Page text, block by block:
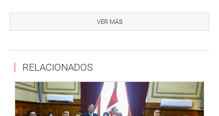
la Universidad Nacional de Arte Escénico (UNAE),
agradeció al Congreso por aprobar esa propuesta y la
orientarse a las artes.
El dictamen fue aprobado el pasado 19 de octubre en el
Pleno del Congreso, y reúne las iniciativas presentadas
por las parlamentarias Susel Paredes Piqué (CD-JP) y
VER MÁS
RELACIONADOS